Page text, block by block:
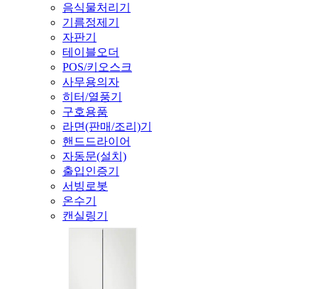
음식물처리기
기름정제기
자판기
테이블오더
POS/키오스크
사무용의자
히터/열풍기
구호용품
라면(판매/조리)기
핸드드라이어
자동문(설치)
출입인증기
서빙로봇
온수기
캔실링기